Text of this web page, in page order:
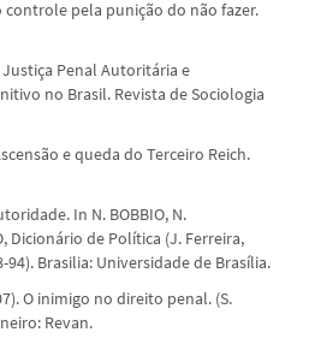
pela punição do não fazer.
Justiça Penal Autoritária e
no Brasil. Revista de Sociologia
e queda do Terceiro Reich.
In N. BOBBIO, N.
Dicionário de Política (J. Ferreira,
94). Brasilia: Universidade de Brasília.
O inimigo no direito penal. (S.
Revan.